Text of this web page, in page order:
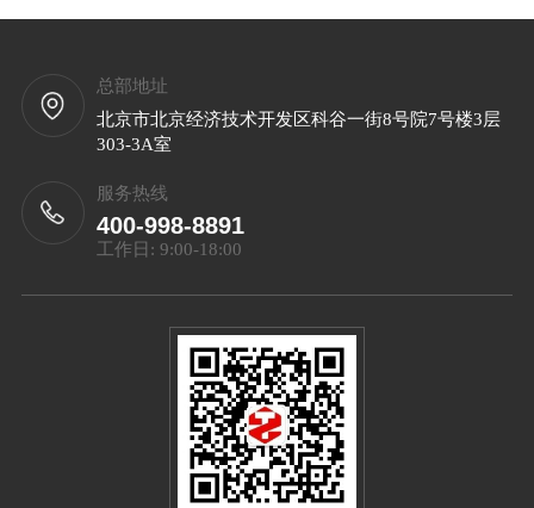
总部地址
北京市北京经济技术开发区科谷一街8号院7号楼3层
303-3A室
服务热线
400-998-8891
工作日: 9:00-18:00